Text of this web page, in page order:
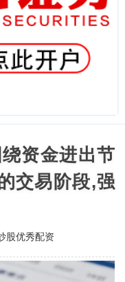
资金进出节
交易阶段,强
股优秀配资